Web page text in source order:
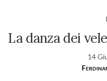
La danza dei
14